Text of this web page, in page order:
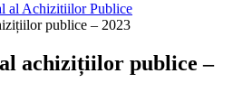
al Achizitiilor Publice
publice – 2023
achizițiilor publice –